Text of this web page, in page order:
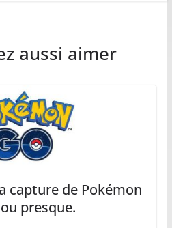
aussi aimer
capture de Pokémon
presque.